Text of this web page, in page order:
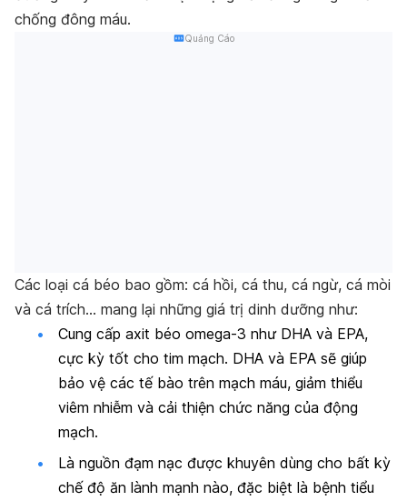
chống đông máu.
Quảng Cáo
Các loại cá béo bao gồm: cá hồi, cá thu, cá ngừ, cá mòi
và cá trích… mang lại những giá trị dinh dưỡng như:
Cung cấp axit béo omega-3 như DHA và EPA,
cực kỳ tốt cho tim mạch. DHA và EPA sẽ giúp
bảo vệ các tế bào trên mạch máu, giảm thiểu
viêm nhiễm và cải thiện chức năng của động
mạch.
Là nguồn đạm nạc được khuyên dùng cho bất kỳ
chế độ ăn lành mạnh nào, đặc biệt là bệnh tiểu